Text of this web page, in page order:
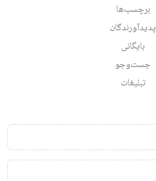
برچسب‌ها
پدیدآورندگان
بایگانی
جست‌وجو
تبلیغات